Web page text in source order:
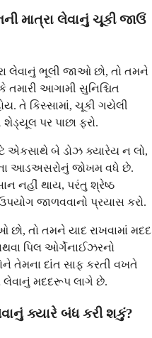
માત્રા લેવાનું ચૂકી જાઉં
લેવાનું ભૂલી જાઓ છો, તો તમને
આગામી સુનિશ્ચિત
તે કિસ્સામાં, ચૂકી ગયેલી
શેડ્યૂલ પર પાછા ફરો.
એકસાથે બે ડોઝ ક્યારેય ન લો,
આડઅસરોનું જોખમ વધે છે.
નહીં થાય, પરંતુ શ્રેષ્ઠ
જાળવવાનો પ્રયાસ કરો.
તો તમને યાદ રાખવામાં મદદ
પિલ ઓર્ગેનાઈઝરનો
તેમના દાંત સાફ કરતી વખતે
મદદરૂપ લાગે છે.
ક્યારે બંધ કરી શકું?